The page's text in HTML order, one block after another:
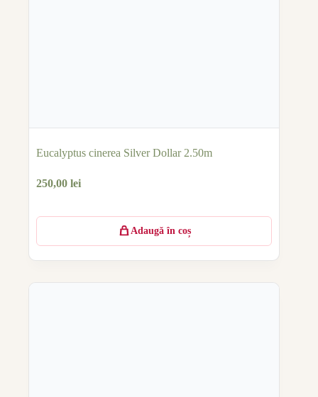
Eucalyptus cinerea Silver Dollar 2.50m
250,00 lei
Adaugă în coș